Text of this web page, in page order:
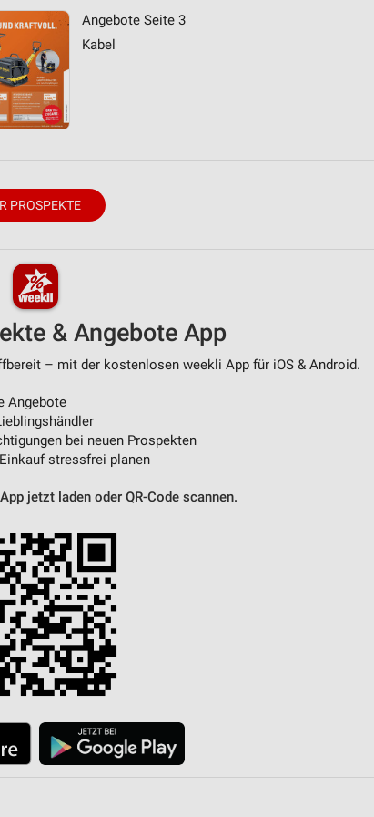
Angebote Seite 3
Kabel
PROSPEKTE
& Angebote App
– mit der kostenlosen weekli App für iOS & Android.
Angebote
bei neuen Prospekten
stressfrei planen
jetzt laden oder QR-Code scannen.
Daten aus verschiedenen